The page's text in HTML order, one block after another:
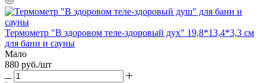
Термометр "В здоровом теле-здоровый дух" 19,8*13,4*3,3 см
для бани и сауны
Мало
880 руб./шт